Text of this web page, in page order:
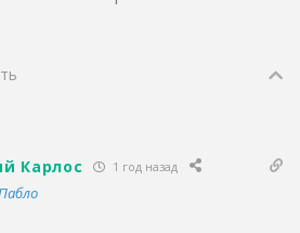
Карлос 1 год назад